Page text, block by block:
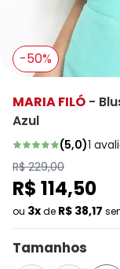
-50%
MARIA FILÓ -
Azul
(5,0)1
R$ 229,00
R$ 114,50
ou 3xde R$ 38,17
Tamanhos